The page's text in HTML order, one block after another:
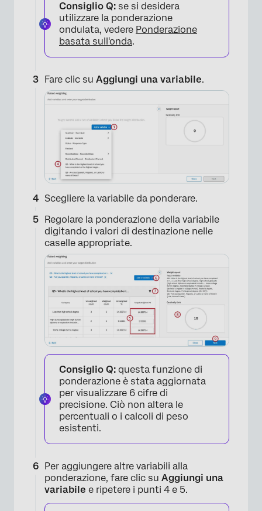
×
Consiglio Q: se si desidera
utilizzare la ponderazione
ondulata, vedere Ponderazione
basata sull'onda.
Fare clic su Aggiungi una variabile.
Scegliere la variabile da ponderare.
Regolare la ponderazione della variabile
digitando i valori di destinazione nelle
caselle appropriate.
Consiglio Q: questa funzione di
ponderazione è stata aggiornata
per visualizzare 6 cifre di
precisione. Ciò non altera le
percentuali o i calcoli di peso
esistenti.
Per aggiungere altre variabili alla
ponderazione, fare clic su Aggiungi una
variabile e ripetere i punti 4 e 5.